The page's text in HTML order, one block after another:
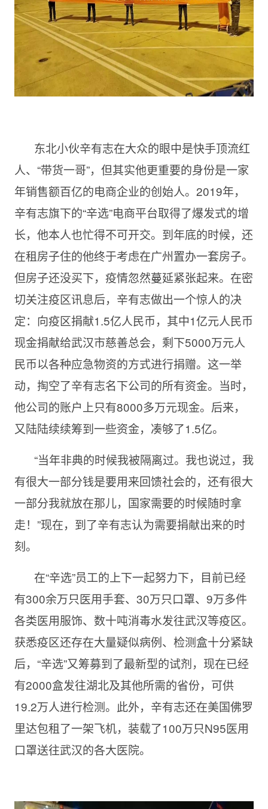
东北小伙辛有志在大众的眼中是快手顶流红
人、“带货一哥”，但其实他更重要的身份是一家
年销售额百亿的电商企业的创始人。2019年，
辛有志旗下的“辛选”电商平台取得了爆发式的增
长，他本人也忙得不可开交。到年底的时候，还
在租房子住的他终于考虑在广州置办一套房子。
但房子还没买下，疫情忽然蔓延紧张起来。在密
切关注疫区讯息后，辛有志做出一个惊人的决
定：向疫区捐献1.5亿人民币，其中1亿元人民币
现金捐献给武汉市慈善总会，剩下5000万元人
民币以各种应急物资的方式进行捐赠。这一举
动，掏空了辛有志名下公司的所有资金。当时，
他公司的账户上只有8000多万元现金。后来，
又陆陆续续筹到一些资金，凑够了1.5亿。
“当年非典的时候我被隔离过。我也说过，我
有很大一部分钱是要用来回馈社会的，还有很大
一部分我就放在那儿，国家需要的时候随时拿
走！”现在，到了辛有志认为需要捐献出来的时
刻。
在“辛选”员工的上下一起努力下，目前已经
有300余万只医用手套、30万只口罩、9万多件
各类医用服饰、数十吨消毒水发往武汉等疫区。
获悉疫区还存在大量疑似病例、检测盒十分紧缺
后，“辛选”又筹募到了最新型的试剂，现在已经
有2000盒发往湖北及其他所需的省份，可供
19.2万人进行检测。此外，辛有志还在美国佛罗
里达包租了一架飞机，装载了100万只N95医用
口罩送往武汉的各大医院。